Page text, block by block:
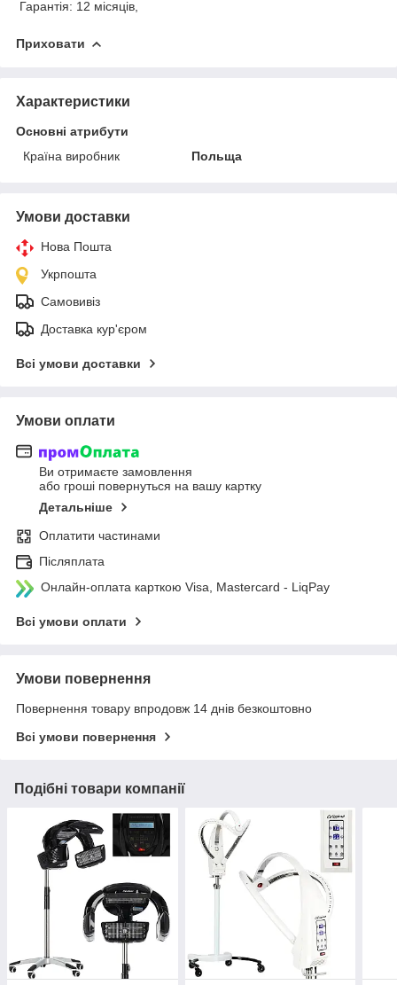
Гарантія: 12 місяців,
Приховати
Характеристики
Основні атрибути
Країна виробник
Польща
Умови доставки
Нова Пошта
Укрпошта
Самовивіз
Доставка кур'єром
Всі умови доставки
Умови оплати
Ви отримаєте замовлення
або гроші повернуться на вашу картку
Детальніше
Оплатити частинами
Післяплата
Онлайн-оплата карткою Visa, Mastercard - LiqPay
Всі умови оплати
Умови повернення
Повернення товару впродовж 14 днів безкоштовно
Всі умови повернення
Подібні товари компанії